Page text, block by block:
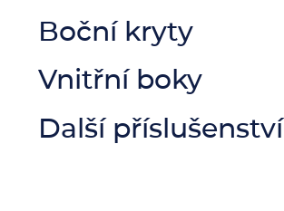
Boční kryty
Vnitřní boky
Další příslušenství